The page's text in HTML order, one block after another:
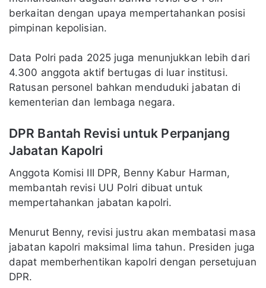
berkaitan dengan upaya mempertahankan posisi
pimpinan kepolisian.
Data Polri pada 2025 juga menunjukkan lebih dari
4.300 anggota aktif bertugas di luar institusi.
Ratusan personel bahkan menduduki jabatan di
kementerian dan lembaga negara.
DPR Bantah Revisi untuk Perpanjang
Jabatan Kapolri
Anggota Komisi III DPR, Benny Kabur Harman,
membantah revisi UU Polri dibuat untuk
mempertahankan jabatan kapolri.
Menurut Benny, revisi justru akan membatasi masa
jabatan kapolri maksimal lima tahun. Presiden juga
dapat memberhentikan kapolri dengan persetujuan
DPR.